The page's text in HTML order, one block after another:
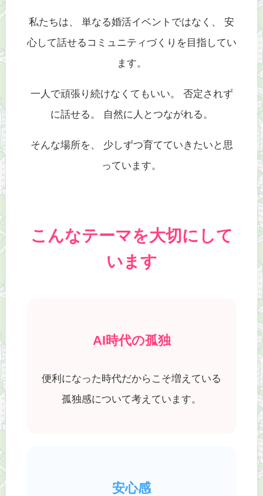
私たちは、 単なる婚活イベントではなく、 安
心して話せるコミュニティづくりを目指してい
ます。
一人で頑張り続けなくてもいい。 否定されず
に話せる。 自然に人とつながれる。
そんな場所を、 少しずつ育てていきたいと思
っています。
こんなテーマを大切にして
います
AI時代の孤独
便利になった時代だからこそ増えている
孤独感について考えています。
安心感